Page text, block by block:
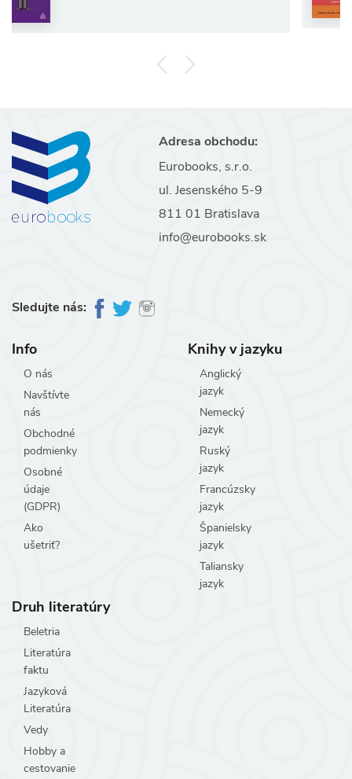
Adresa obchodu:
Eurobooks, s.r.o.
ul. Jesenského 5-9
811 01 Bratislava
info@eurobooks.sk
Sledujte nás:
Info
O nás
Navštívte
nás
Obchodné
podmienky
Osobné
údaje
(GDPR)
Ako
ušetriť?
Knihy v jazyku
Anglický
jazyk
Nemecký
jazyk
Ruský
jazyk
Francúzsky
jazyk
Španielsky
jazyk
Taliansky
jazyk
Druh literatúry
Beletria
Literatúra
faktu
Jazyková
Literatúra
Vedy
Hobby a
cestovanie